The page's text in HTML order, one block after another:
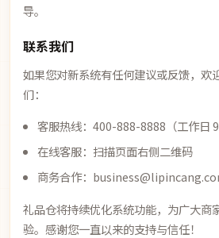
导。
联系我们
如果您对新系统有任何建议或反馈，欢
们：
客服热线：400-888-8888（工作日
在线客服：扫描页面右侧二维码
商务合作：
礼品仓将持续优化系统功能，为广大商
验。感谢您一直以来的支持与信任！